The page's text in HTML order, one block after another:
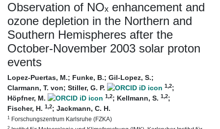
Observation of NOₓ enhancement and
ozone depletion in the Northern and
Southern Hemispheres after the
October-November 2003 solar proton
events
Lopez-Puertas, M.; Funke, B.; Gil-Lopez, S.;
Clarmann, T. von; Stiller, G. P. 1,2;
Höpfner, M.
1,2; Kellmann, S. 1,2;
Fischer, H. 1,2; Jackmann, C. H.
1 Forschungszentrum Karlsruhe (FZKA)
2